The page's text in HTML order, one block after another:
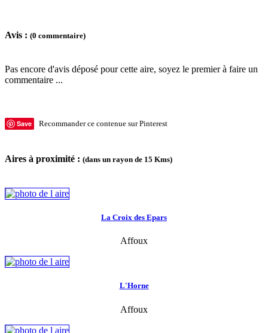
Avis : (0 commentaire)
Pas encore d'avis déposé pour cette aire, soyez le premier à faire un
commentaire ...
Save Recommander ce contenue sur Pinterest
Aires à proximité : (dans un rayon de 15 Kms)
La Croix des Epars
Affoux
L'Horne
Affoux